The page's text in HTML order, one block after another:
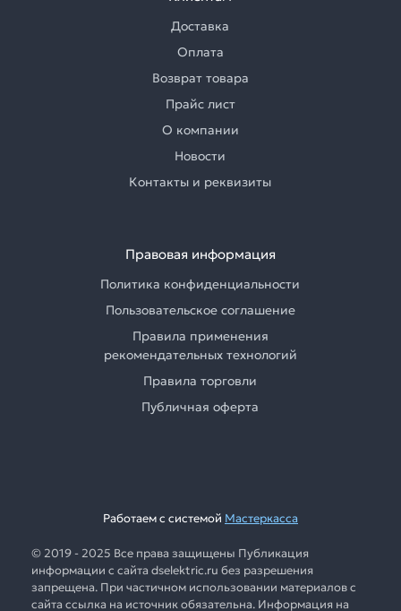
Доставка
Оплата
Возврат товара
Прайс лист
О компании
Новости
Контакты и реквизиты
Правовая информация
Политика конфиденциальности
Пользовательское соглашение
Правила применения
рекомендательных технологий
Правила торговли
Публичная оферта
Работаем с системой Мастеркасса
© 2019 - 2025 Все права защищены Публикация
информации с сайта dselektric.ru без разрешения
запрещена. При частичном использовании материалов с
сайта ссылка на источник обязательна. Информация на